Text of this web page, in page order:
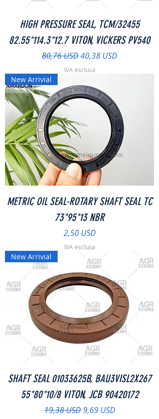
HIGH PRESSURE SEAL, TCM/32455
82.55*114.3*12.7 VITON, VICKERS PV540
Prezzo regolare
80,76 USDPrezzo scontato
40,38 USD
IVA esclusa
New Arrivial
METRIC OIL SEAL-ROTARY SHAFT SEAL TC
73*95*13 NBR
Prezzo
2,50 USD
IVA esclusa
New Arrivial
SHAFT SEAL 01033625B, ­BAU3VISL2X267
55*80*10/8 VITON, JCB 90420172
Prezzo regolare
19,38 USD Prezzo scontato
9,69 USD